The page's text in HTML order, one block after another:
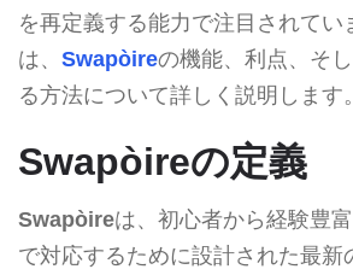
を再定義する能力で注目されてい
は、 Swapòireの機能、利点、そ
る方法について詳しく説明します。
Swapòireの定義
Swapòireは、初心者から経験豊
で対応するために設計された最新